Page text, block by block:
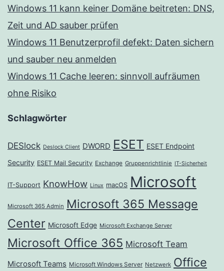
Windows 11 kann keiner Domäne beitreten: DNS,
Zeit und AD sauber prüfen
Windows 11 Benutzerprofil defekt: Daten sichern
und sauber neu anmelden
Windows 11 Cache leeren: sinnvoll aufräumen
ohne Risiko
Schlagwörter
DESlock Deslock Client DWORD ESET ESET Endpoint
Security ESET Mail Security Exchange Gruppenrichtlinie IT-Sicherheit
IT-Support KnowHow Linux macOS Microsoft
Microsoft 365 Admin Microsoft 365 Message
Center Microsoft Edge Microsoft Exchange Server
Microsoft Office 365 Microsoft Team
Microsoft Teams Microsoft Windows Server Netzwerk Office